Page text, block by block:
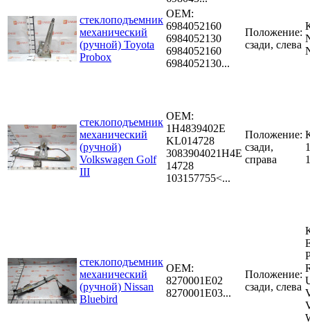
стеклоподъемник
механический
(ручной) Toyota
Probox
OEM:
6984052160
6984052130
6984052160
6984052130...
Положение:
сзади, слева
стеклоподъемник
механический
(ручной)
Volkswagen Golf
III
OEM:
1H4839402E
KL014728
3083904021H4E
14728
103157755<...
Положение:
сзади,
справа
стеклоподъемник
механический
(ручной) Nissan
Bluebird
OEM:
8270001E02
8270001E03...
Положение:
сзади, слева